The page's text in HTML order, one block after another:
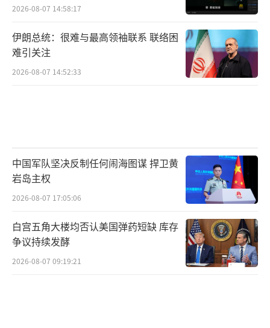
2026-08-07 14:58:17
伊朗总统：很难与最高领袖联系 联络困
难引关注
2026-08-07 14:52:33
中国军队坚决反制任何闹海图谋 捍卫黄
岩岛主权
2026-08-07 17:05:06
白宫五角大楼均否认美国弹药短缺 库存
争议持续发酵
2026-08-07 09:19:21